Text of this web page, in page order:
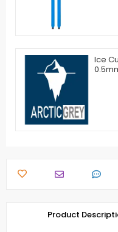
Ice
Product